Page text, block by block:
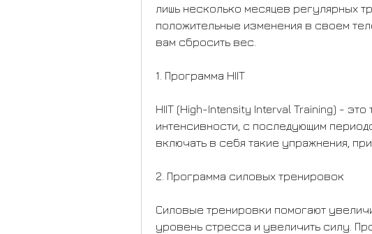
лишь несколько месяцев регулярных
положительные изменения в своем
вам сбросить вес.
1. Программа HIIT
HIIT (High-Intensity Interval Training) -
интенсивности, с последующим
включать в себя такие упражнения,
2. Программа силовых тренировок
Силовые тренировки помогают
уровень стресса и увеличить силу.